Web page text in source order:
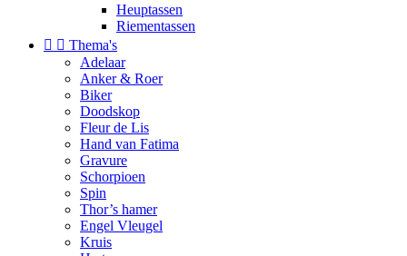
Heuptassen
Riementassen
  Thema's
Adelaar
Anker & Roer
Biker
Doodskop
Fleur de Lis
Hand van Fatima
Gravure
Schorpioen
Spin
Thor’s hamer
Engel Vleugel
Kruis